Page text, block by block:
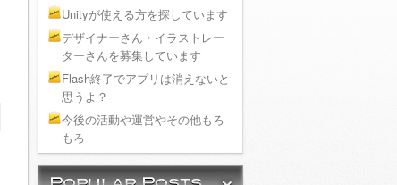
Unityが使える方を探しています
デザイナーさん・イラストレー
ターさんを募集しています
Flash終了でアプリは消えないと
思うよ？
今後の活動や運営やその他もろ
もろ